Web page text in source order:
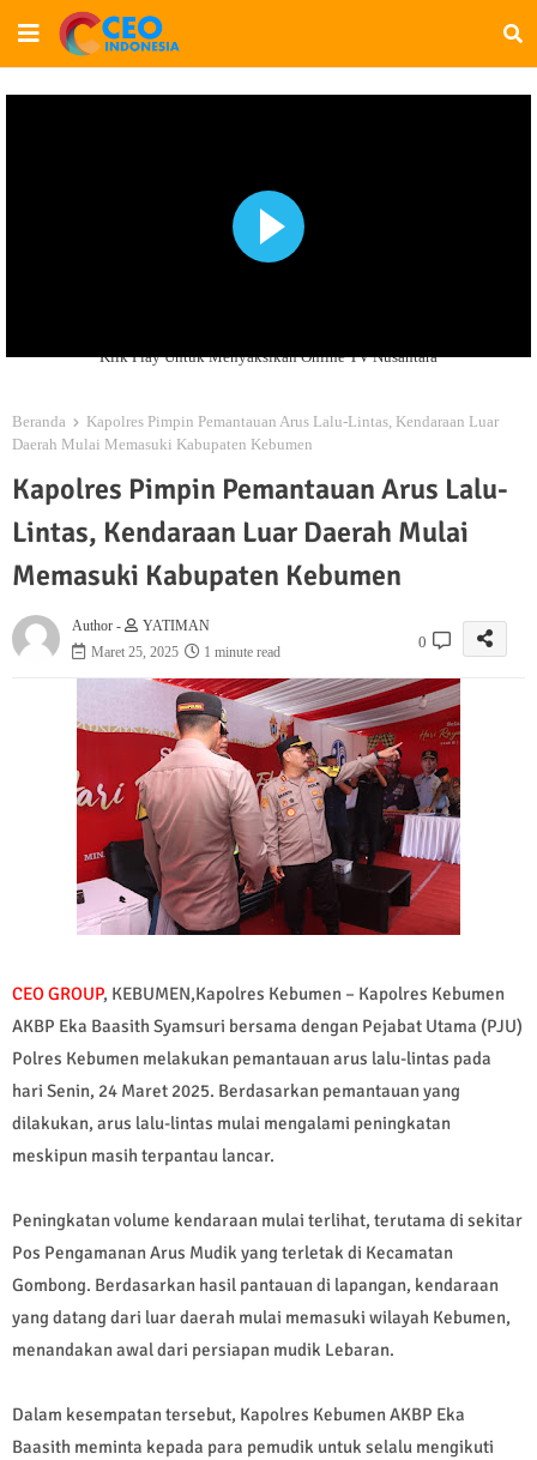
Klik Play Untuk Menyaksikan Online TV Nusantara
Beranda
Kapolres Pimpin Pemantauan Arus Lalu-Lintas, Kendaraan Luar
Daerah Mulai Memasuki Kabupaten Kebumen
Kapolres Pimpin Pemantauan Arus Lalu-
Lintas, Kendaraan Luar Daerah Mulai
Memasuki Kabupaten Kebumen
Author -
YATIMAN
Maret 25, 2025
1 minute read
0
CEO GROUP, KEBUMEN,Kapolres Kebumen – Kapolres Kebumen
AKBP Eka Baasith Syamsuri bersama dengan Pejabat Utama (PJU)
Polres Kebumen melakukan pemantauan arus lalu-lintas pada
hari Senin, 24 Maret 2025. Berdasarkan pemantauan yang
dilakukan, arus lalu-lintas mulai mengalami peningkatan
meskipun masih terpantau lancar.
Peningkatan volume kendaraan mulai terlihat, terutama di sekitar
Pos Pengamanan Arus Mudik yang terletak di Kecamatan
Gombong. Berdasarkan hasil pantauan di lapangan, kendaraan
yang datang dari luar daerah mulai memasuki wilayah Kebumen,
menandakan awal dari persiapan mudik Lebaran.
Dalam kesempatan tersebut, Kapolres Kebumen AKBP Eka
Baasith meminta kepada para pemudik untuk selalu mengikuti